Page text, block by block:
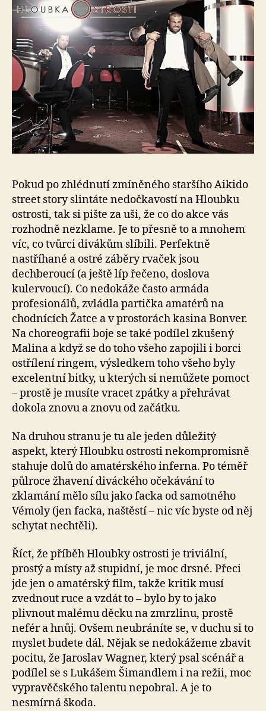
Pokud po zhlédnutí zmíněného staršího Aikido
street story slintáte nedočkavostí na Hloubku
ostrosti, tak si pište za uši, že co do akce vás
rozhodně nezklame. Je to přesně to a mnohem
víc, co tvůrci divákům slíbili. Perfektně
nastříhané a ostré záběry rvaček jsou
dechberoucí (a ještě líp řečeno, doslova
kulervoucí). Co nedokáže často armáda
profesionálů, zvládla partička amatérů na
chodnících Žatce a v prostorách kasina Bonver.
Na choreografii boje se také podílel zkušený
Malina a když se do toho všeho zapojili i borci
ostřílení ringem, výsledkem toho všeho byly
excelentní bitky, u kterých si nemůžete pomoct
– prostě je musíte vracet zpátky a přehrávat
dokola znovu a znovu od začátku.
Na druhou stranu je tu ale jeden důležitý
aspekt, který Hloubku ostrosti nekompromisně
stahuje dolů do amatérského inferna. Po téměř
půlroce žhavení diváckého očekávání to
zklamání mělo sílu jako facka od samotného
Vémoly (jen facka, naštěstí – nic víc byste od něj
schytat nechtěli).
Říct, že příběh Hloubky ostrosti je triviální,
prostý a místy až stupidní, je moc drsné. Přeci
jde jen o amatérský film, takže kritik musí
zvednout ruce a vzdát to – bylo by to jako
plivnout malému děcku na zmrzlinu, prostě
nefér a hnůj. Ovšem neubráníte se, v duchu si to
myslet budete dál. Nějak se nedokážeme zbavit
pocitu, že Jaroslav Wagner, který psal scénář a
podílel se s Lukášem Šimandlem i na režii, moc
vypravěčského talentu nepobral. A je to
nesmírná škoda.